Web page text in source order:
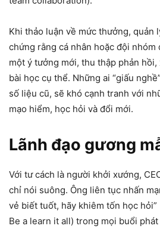
Khi thảo luận về mức thưởng, quản
chứng rằng cá nhân hoặc đội
một ý tưởng mới, thu thập phản
bài học cụ thể. Những ai “giấu
số liệu cũ, sẽ khó cạnh tranh với
mạo hiểm, học hỏi và đổi mới.
Lãnh đạo gương
Với tư cách là người khởi xướng,
chỉ nói suông. Ông liên tục nhấn
vẻ biết tuốt, hãy khiêm tốn học hỏi”
Be a learn it all) trong mọi buổi